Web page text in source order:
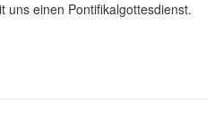
uns einen Pontifikalgottesdienst.